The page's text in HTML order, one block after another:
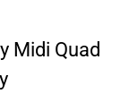
Midi Quad